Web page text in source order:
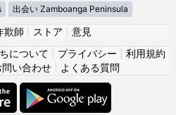
出会い Zamboanga Peninsula
欺師 ストア
意見
について プライバシー
利用規約
問い合わせ| よくある質問